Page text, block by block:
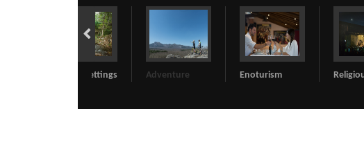
Adventure Enoturism Religious turism